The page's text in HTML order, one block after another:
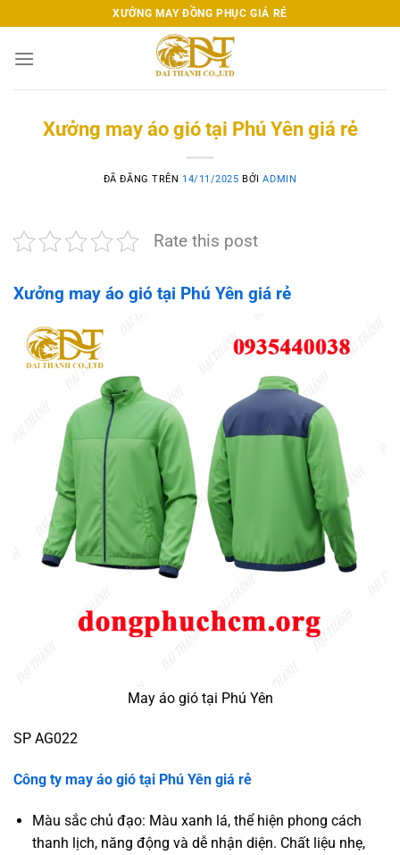
đến
nội
XƯỞNG MAY ĐỒNG PHỤC GIÁ RẺ
Xưởng may áo gió tại Phú Yên giá rẻ
ĐÃ ĐĂNG TRÊN 14/11/2025 BỞIADMIN
Rate this post
Xưởng may áo gió tại Phú Yên giá rẻ
May áo gió tại Phú Yên
SP AG022
Công ty may áo gió tại Phú Yên giá rẻ
Màu sắc chủ đạo: Màu xanh lá, thể hiện phong cách
thanh lịch, năng động và dễ nhận diện. Chất liệu nhẹ,